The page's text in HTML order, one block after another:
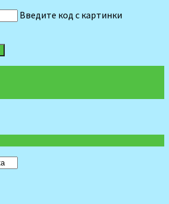
Введите код с картинки